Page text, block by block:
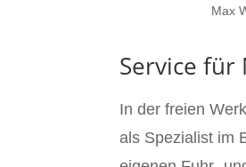
Max
Service für
In der freien
als Spezialist im